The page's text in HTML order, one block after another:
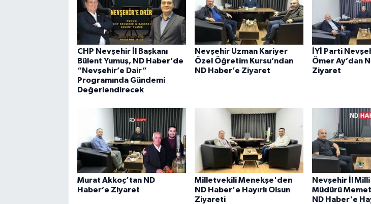
CHP Nevşehir İl Başkanı
Bülent Yumuş, ND Haber’de
“Nevşehir’e Dair”
Programında Gündemi
Değerlendirecek
Nevşehir Uzman Kariyer
Özel Öğretim Kursu’ndan
ND Haber’e Ziyaret
İYİ Parti
Ömer Ay’dan
Ziyaret
Murat Akkoç’tan ND
Haber’e Ziyaret
Milletvekili Menekşe'den
ND Haber'e Hayırlı Olsun
Ziyareti
Nevşehir İl
Müdürü
ND Haber'e